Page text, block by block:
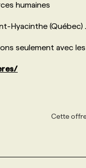
humaines
Hyacinthe (Québec)
seulement avec
Cette